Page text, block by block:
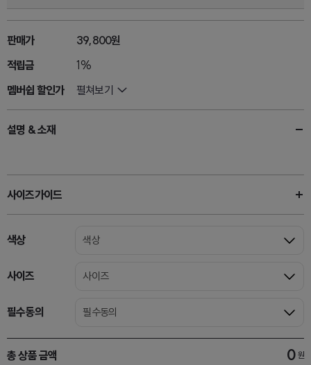
판매가
39,800원
적립금
1%
멤버쉽 할인가
펼쳐보기
설명 & 소재
사이즈가이드
색상 색상
사이즈 사이즈
필수동의 필수동의
총 상품 금액 0 원